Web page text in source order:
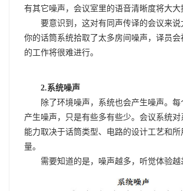
有其它噪声，会议室里的语音清晰度将大大
要意识到，这对有同声传译的会议来说
你的话筒系统拾取了太多房间噪声，译员会
的工作将很难进行。
2.系统噪声
除了环境噪声，系统也会产生噪声。每
产生噪声，只是有些多有些少。会议系统对
能力取决于话筒类型、电路的设计工艺和
量。
需要知道的是，噪声越多，听觉体验越